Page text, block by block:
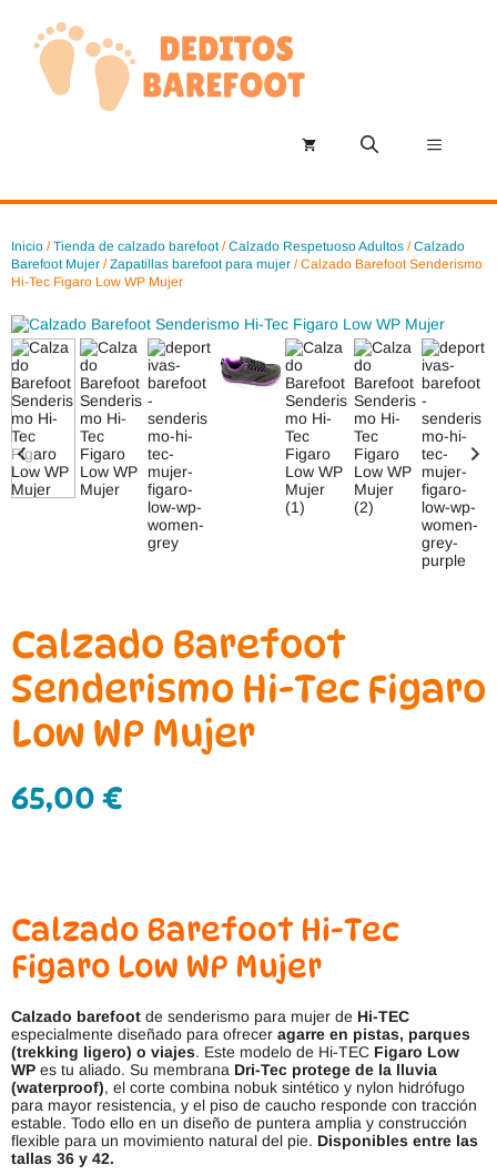
contenido
Menú
Inicio /Tienda de calzado barefoot/Calzado Respetuoso Adultos /Calzado
Barefoot Mujer /Zapatillas barefoot para mujer / Calzado Barefoot Senderismo
Hi-Tec Figaro Low WP Mujer
Calzado Barefoot
Senderismo Hi-Tec Figaro
Low WP Mujer
65,00 €
Calzado Barefoot Hi-Tec
Figaro Low WP Mujer
Calzado barefoot de senderismo para mujer de Hi-TEC
especialmente diseñado para ofrecer agarre en pistas, parques
(trekking ligero) o viajes. Este modelo de Hi-TEC Figaro Low
WP es tu aliado. Su membrana Dri-Tec protege de la lluvia
(waterproof), el corte combina nobuk sintético y nylon hidrófugo
para mayor resistencia, y el piso de caucho responde con tracción
estable. Todo ello en un diseño de puntera amplia y construcción
flexible para un movimiento natural del pie. Disponibles entre las
tallas 36 y 42.